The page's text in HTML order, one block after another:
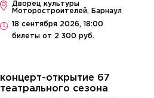
Дворец культуры
Моторостроителей, Барнаул
18 сентября 2026, 18:00
билеты от 2 300 руб.
концерт-открытие 67
театрального сезона